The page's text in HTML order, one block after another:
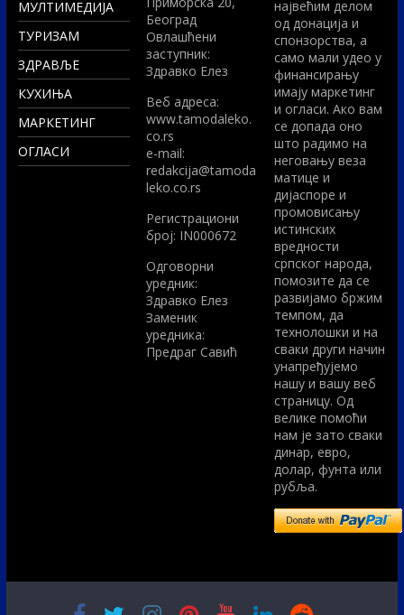
МУЛТИМЕДИЈА
ТУРИЗАМ
ЗДРАВЉЕ
КУХИЊА
МАРКЕТИНГ
ОГЛАСИ
Београд
Овлашћени
заступник:
Здравко Елез
Вeб адреса:
www.tamodaleko.
co.rs
e-mail:
redakcija@tamoda
leko.co.rs
Регистрациони
број: IN000672
Одговорни
уредник:
Здравко Елез
Заменик
уредника:
Предраг Савић
највећим делом
од донација и
спонзорства, а
само мали удео у
финансирању
имају маркетинг
и огласи. Ако вам
се допада оно
што радимо на
неговању веза
матице и
дијаспоре и
промовисању
истинских
вредности
српског народа,
помозите да се
развијамо бржим
темпом, да
технолошки и на
сваки други начин
унапређујемо
нашу и вашу веб
страницу. Од
велике помоћи
нам је зато сваки
динар, евро,
долар, фунта или
рубља.